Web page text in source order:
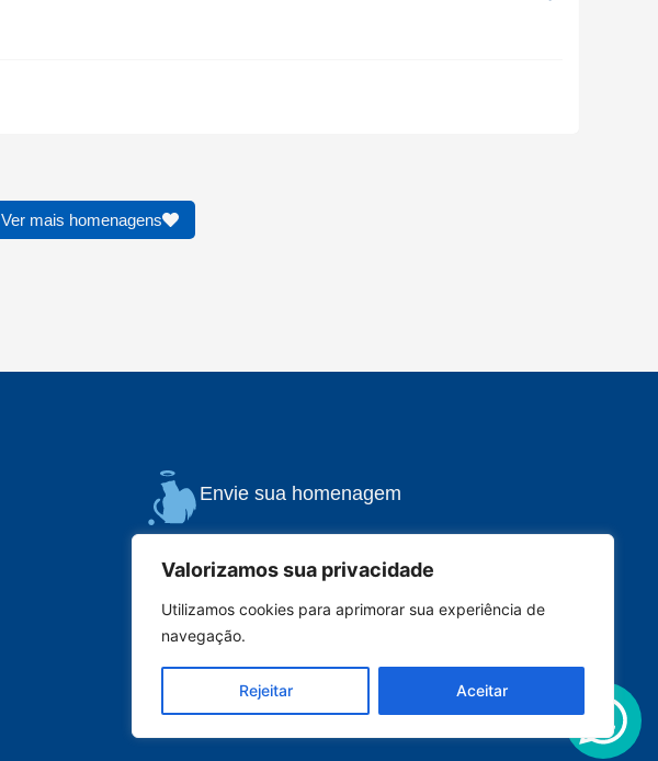
Valorizamos sua privacidade
Utilizamos cookies para aprimorar sua experiência de
navegação.
Rejeitar Aceitar
Ver mais homenagens
Envie sua homenagem
Acessar
Esqueceu sua senha?